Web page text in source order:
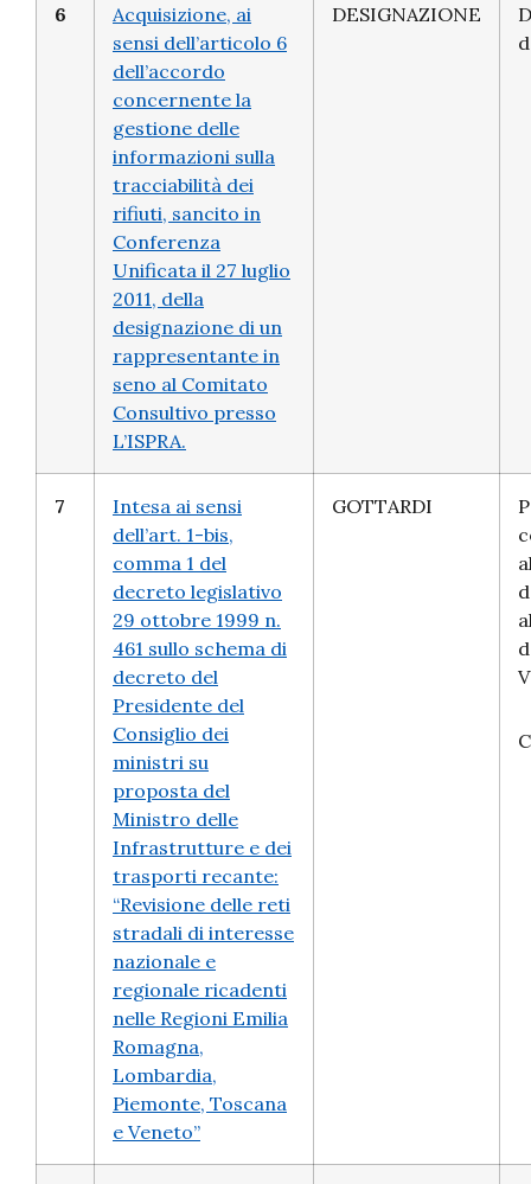
6
Acquisizione, ai
sensi dell’articolo 6
dell’accordo
concernente la
gestione delle
informazioni sulla
tracciabilità dei
rifiuti, sancito in
Conferenza
Unificata il 27 luglio
2011, della
designazione di un
rappresentante in
seno al Comitato
Consultivo presso
L’ISPRA.
DESIGNAZIONE
7
Intesa ai sensi
dell’art. 1-bis,
comma 1 del
decreto legislativo
29 ottobre 1999 n.
461 sullo schema di
decreto del
Presidente del
Consiglio dei
ministri su
proposta del
Ministro delle
Infrastrutture e dei
trasporti recante:
“Revisione delle reti
stradali di interesse
nazionale e
regionale ricadenti
nelle Regioni Emilia
Romagna,
Lombardia,
Piemonte, Toscana
e Veneto”
GOTTARDI